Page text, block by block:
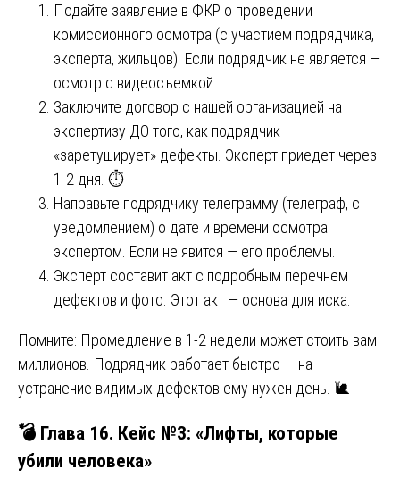
Подайте заявление в ФКР о проведении
комиссионного осмотра (с участием подрядчика,
эксперта, жильцов). Если подрядчик не является —
осмотр с видеосъемкой.
Заключите договор с нашей организацией на
экспертизу ДО того, как подрядчик
«заретуширует» дефекты. Эксперт приедет через
1-2 дня. ⏱️
Направьте подрядчику телеграмму (телеграф, с
уведомлением) о дате и времени осмотра
экспертом. Если не явится — его проблемы.
Эксперт составит акт с подробным перечнем
дефектов и фото. Этот акт — основа для иска.
Помните: Промедление в 1-2 недели может стоить вам
миллионов. Подрядчик работает быстро — на
устранение видимых дефектов ему нужен день. 🐌
💣 Глава 16. Кейс №3: «Лифты, которые
убили человека»